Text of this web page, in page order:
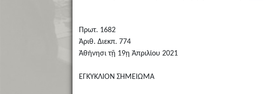
Πρωτ. 1682
Ἀριθ. Διεκπ. 774
Ἀθήνησι τῇ 19ῃ Ἀπριλίου 2021
ΕΓΚΥΚΛΙΟΝ ΣΗΜΕΙΩΜΑ